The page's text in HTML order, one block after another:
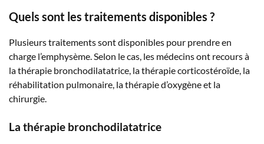
Quels sont les traitements disponibles ?
Plusieurs traitements sont disponibles pour prendre en
charge l’emphysème. Selon le cas, les médecins ont recours à
la thérapie bronchodilatatrice, la thérapie corticostéroïde, la
réhabilitation pulmonaire, la thérapie d’oxygène et la
chirurgie.
La thérapie bronchodilatatrice